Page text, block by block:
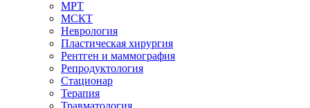
МРТ
МСКТ
Неврология
Пластическая хирургия
Рентген и маммография
Репродуктология
Стационар
Терапия
Травматология